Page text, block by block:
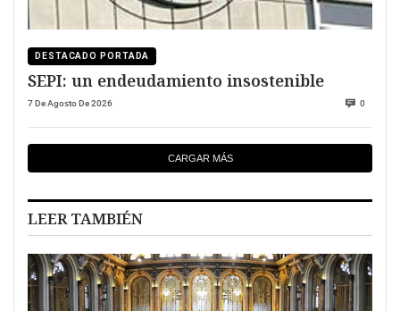
DESTACADO PORTADA
SEPI: un endeudamiento insostenible
7 De Agosto De 2026 0
CARGAR MÁS
LEER TAMBIÉN